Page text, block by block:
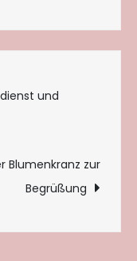
und
Blumenkranz zur
Begrüßung